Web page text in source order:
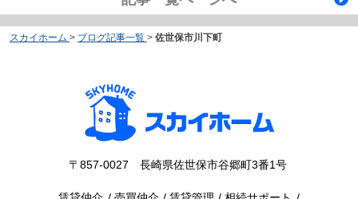
スカイホーム > ブログ記事一覧 > 佐世保市川下町
〒857-0027 長崎県佐世保市谷郷町3番1号